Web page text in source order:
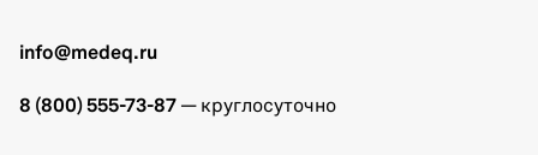
info@medeq.ru
8 (800) 555-73-87 — круглосуточно